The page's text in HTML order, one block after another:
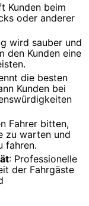
Kunden beim
oder anderer
wird sauber und
den Kunden eine
die besten
Kunden bei
Fahrer bitten,
zu warten und
fahren.
: Professionelle
der Fahrgäste